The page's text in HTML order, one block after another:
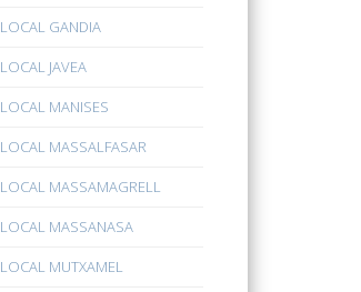
GANDIA
JAVEA
MANISES
MASSALFASAR
MASSAMAGRELL
MASSANASA
MUTXAMEL